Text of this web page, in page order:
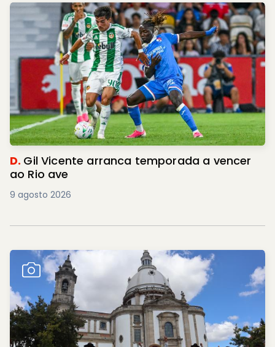
D. Gil Vicente arranca temporada a vencer
ao Rio ave
9 agosto 2026